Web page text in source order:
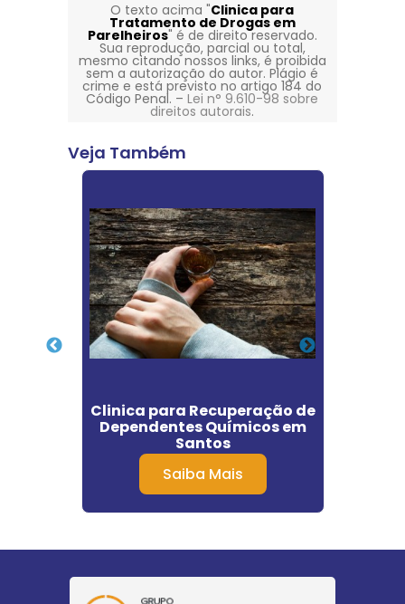
O texto acima "Clinica para
Tratamento de Drogas em
Parelheiros" é de direito reservado.
Sua reprodução, parcial ou total,
mesmo citando nossos links, é proibida
sem a autorização do autor. Plágio é
crime e está previsto no artigo 184 do
Código Penal. –Lei n° 9.610-98 sobre
direitos autorais.
Veja Também
Clinica para Recuperação de
Dependentes Químicos em
Santos
Saiba Mais